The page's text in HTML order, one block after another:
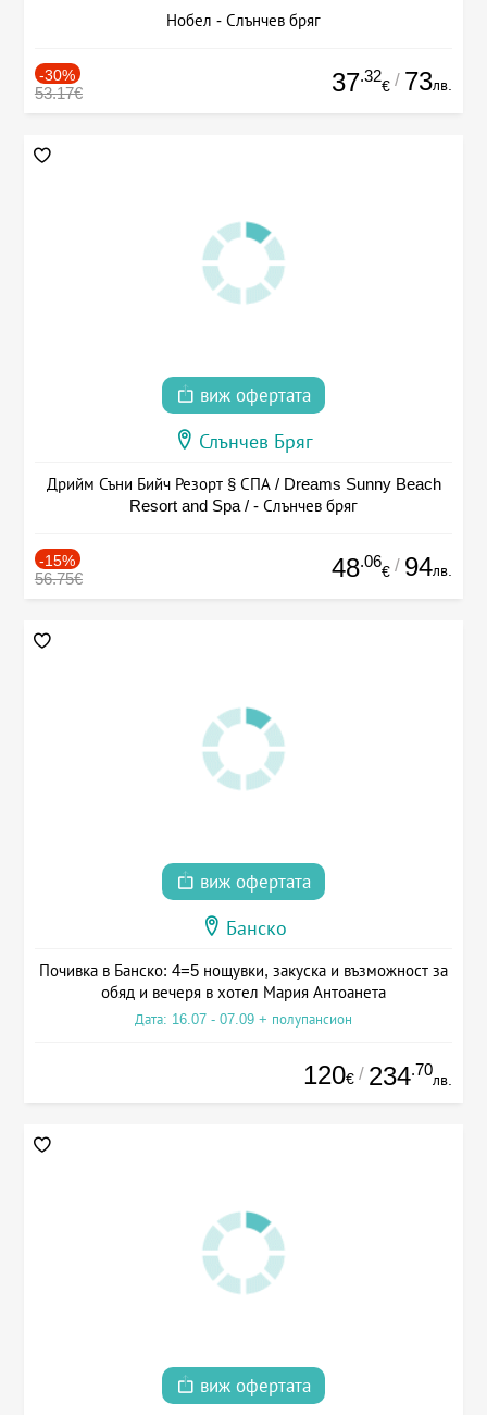
Нобел - Слънчев бряг
-30%
53.17€ 37.32
€ / 73лв.
виж офертата
Слънчев Бряг
Дрийм Съни Бийч Резорт § СПА / Dreams Sunny Beach
Resort and Spa / - Слънчев бряг
-15%
56.75€ 48.06
€ / 94лв.
виж офертата
Банско
Почивка в Банско: 4=5 нощувки, закуска и възможност за
обяд и вечеря в хотел Мария Антоанета
Дата: 16.07 - 07.09 + полупансион
120€ / 234.70
лв.
виж офертата